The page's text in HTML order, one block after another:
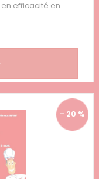
efficacité en...
- 20 %